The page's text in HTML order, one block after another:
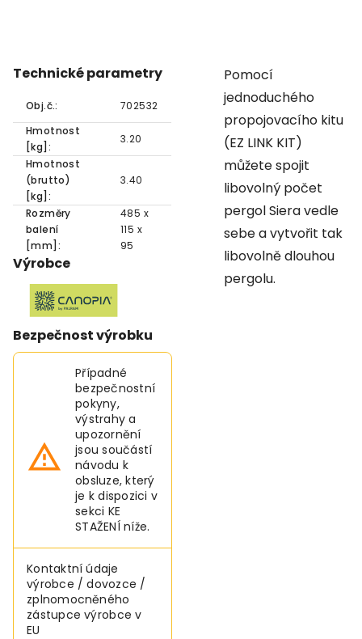
Technické parametry
Obj.č.:
702532
Hmotnost
[kg]:
3.20
Hmotnost
(brutto)
[kg]:
3.40
Rozměry
balení
[mm]:
485 x
115 x
95
Výrobce
Bezpečnost výrobku
Případné
bezpečnostní
pokyny,
výstrahy a
upozornění
jsou součástí
návodu k
obsluze, který
je k dispozici v
sekci KE
STAŽENÍ níže.
Kontaktní údaje
výrobce / dovozce /
zplnomocněného
zástupce výrobce v
EU
Pomocí
jednoduchého
propojovacího kitu
(EZ LINK KIT)
můžete spojit
libovolný počet
pergol Siera vedle
sebe a vytvořit tak
libovolně dlouhou
pergolu.